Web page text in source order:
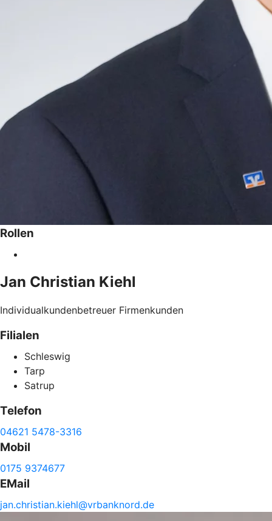
Rollen
Jan Christian Kiehl
Individualkundenbetreuer Firmenkunden
Filialen
Schleswig
Tarp
Satrup
Telefon
04621 5478-3316
Mobil
0175 9374677
EMail
jan.christian.kiehl@vrbanknord.de